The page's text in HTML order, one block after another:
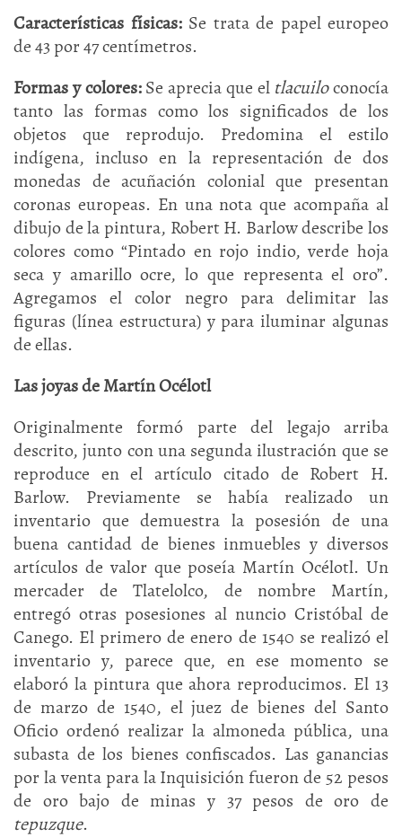
Características físicas: Se trata de papel europeo
de 43 por 47 centímetros.
Formas y colores:Se aprecia que el tlacuiloconocía
tanto las formas como los significados de los
objetos que reprodujo. Predomina el estilo
indígena, incluso en la representación de dos
monedas de acuñación colonial que presentan
coronas europeas. En una nota que acompaña al
dibujo de la pintura, Robert H. Barlow describe los
colores como “Pintado en rojo indio, verde hoja
seca y amarillo ocre, lo que representa el oro”.
Agregamos el color negro para delimitar las
figuras (línea estructura) y para iluminar algunas
de ellas.
Las joyas de Martín Océlotl
Originalmente formó parte del legajo arriba
descrito, junto con una segunda ilustración que se
reproduce en el artículo citado de Robert H.
Barlow. Previamente se había realizado un
inventario que demuestra la posesión de una
buena cantidad de bienes inmuebles y diversos
artículos de valor que poseía Martín Océlotl. Un
mercader de Tlatelolco, de nombre Martín,
entregó otras posesiones al nuncio Cristóbal de
Canego. El primero de enero de 1540 se realizó el
inventario y, parece que, en ese momento se
elaboró la pintura que ahora reproducimos. El 13
de marzo de 1540, el juez de bienes del Santo
Oficio ordenó realizar la almoneda pública, una
subasta de los bienes confiscados. Las ganancias
por la venta para la Inquisición fueron de 52 pesos
de oro bajo de minas y 37 pesos de oro de
tepuzque.